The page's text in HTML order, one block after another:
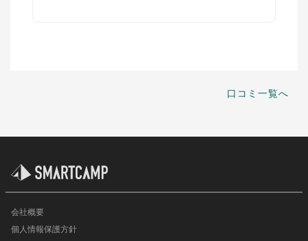
口コミ一覧へ
会社概要
個人情報保護方針